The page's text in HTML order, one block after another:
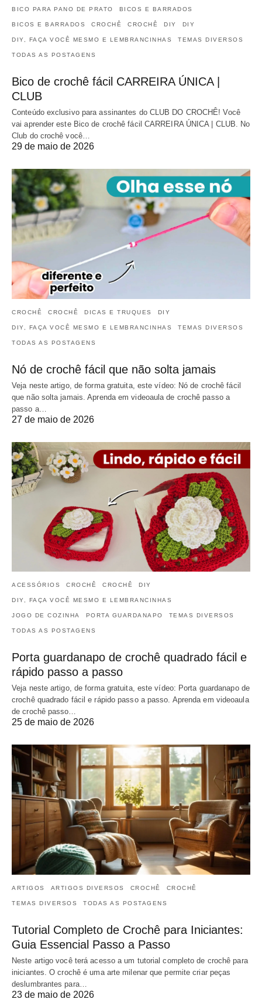
BICO PARA PANO DE PRATO BICOS E BARRADOS
BICOS E BARRADOS CROCHÊ CROCHÊ DIY DIY
DIY, FAÇA VOCÊ MESMO E LEMBRANCINHAS TEMAS DIVERSOS
TODAS AS POSTAGENS
Bico de crochê fácil CARREIRA ÚNICA |
CLUB
Conteúdo exclusivo para assinantes do CLUB DO CROCHÊ! Você
vai aprender este Bico de crochê fácil CARREIRA ÚNICA | CLUB. No
Club do crochê você…
29 de maio de 2026
CROCHÊ CROCHÊ DICAS E TRUQUES DIY
DIY, FAÇA VOCÊ MESMO E LEMBRANCINHAS TEMAS DIVERSOS
TODAS AS POSTAGENS
Nó de crochê fácil que não solta jamais
Veja neste artigo, de forma gratuita, este vídeo: Nó de crochê fácil
que não solta jamais. Aprenda em videoaula de crochê passo a
passo a…
27 de maio de 2026
ACESSÓRIOS CROCHÊ CROCHÊ DIY
DIY, FAÇA VOCÊ MESMO E LEMBRANCINHAS
JOGO DE COZINHA PORTA GUARDANAPO TEMAS DIVERSOS
TODAS AS POSTAGENS
Porta guardanapo de crochê quadrado fácil e
rápido passo a passo
Veja neste artigo, de forma gratuita, este vídeo: Porta guardanapo de
crochê quadrado fácil e rápido passo a passo. Aprenda em videoaula
de crochê passo…
25 de maio de 2026
ARTIGOS ARTIGOS DIVERSOS CROCHÊ CROCHÊ
TEMAS DIVERSOS TODAS AS POSTAGENS
Tutorial Completo de Crochê para Iniciantes:
Guia Essencial Passo a Passo
Neste artigo você terá acesso a um tutorial completo de crochê para
iniciantes. O crochê é uma arte milenar que permite criar peças
deslumbrantes para…
23 de maio de 2026